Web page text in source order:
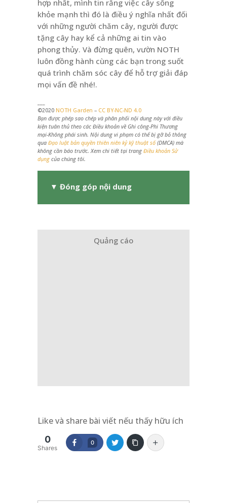
hợp nhất, mình tin rằng việc cây sống
khỏe mạnh thì đó là điều ý nghĩa nhất đối
với những người chăm cây, người được
tặng cây hay kể cả những ai tin vào
phong thủy. Và đừng quên, vườn NOTH
luôn đồng hành cùng các bạn trong suốt
quá trình chăm sóc cây để hỗ trợ giải đáp
mọi vấn đề nhé!.
©2020 NOTH Garden – CC BY-NC-ND 4.0
Bạn được phép sao chép và phân phối nội dung này với điều
kiện tuân thủ theo các Điều khoản về Ghi công-Phi Thương
mại-Không phái sinh. Nội dung vi phạm có thể bị gỡ bỏ thông
qua Đạo luật bản quyền thiên niên kỷ kỹ thuật số(DMCA) mà
không cần báo trước. Xem chi tiết tại trang Điều khoản Sử
dụng của chúng tôi.
▼ Đóng góp nội dung
Quảng cáo
Like và share bài viết nếu thấy hữu ích
0
Shares
0